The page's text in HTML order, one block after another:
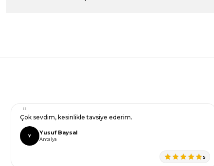
Bu ürüne benzer farklı alternatifler olmalı.
Çok sevdim, kesinlikle tavsiye ederim.
Y Yusuf Baysal
Antalya
5